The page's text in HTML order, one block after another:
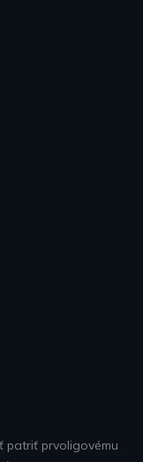
patriť prvoligovému